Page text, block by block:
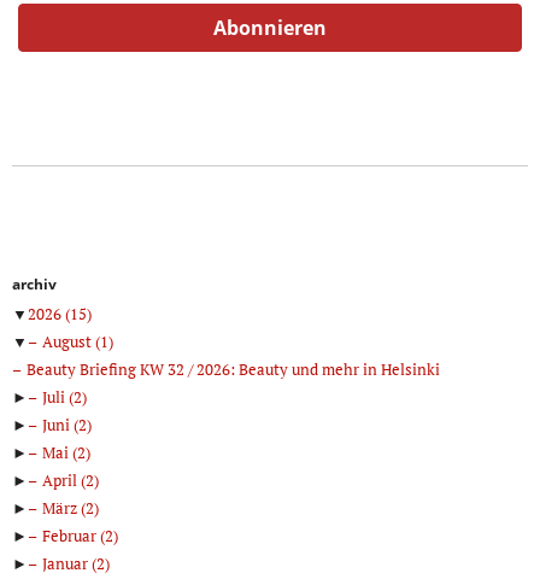
archiv
▼2026(15)
▼
August(1)
Beauty Briefing KW 32 / 2026: Beauty und mehr in Helsinki
►
Juli(2)
►
Juni(2)
►
Mai(2)
►
April(2)
►
März(2)
►
Februar(2)
►
Januar(2)